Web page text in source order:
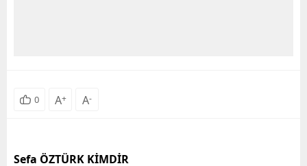
0 A+ A-
Sefa ÖZTÜRK KİMDİR